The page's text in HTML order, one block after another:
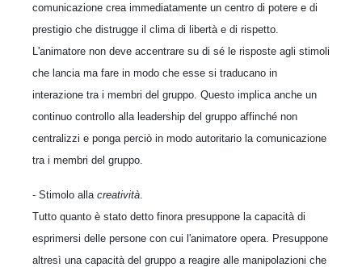
comunicazione crea immediatamente un centro di potere e di
prestigio che distrugge il clima di libertà e di rispetto.
L'animatore non deve accentrare su di sé le risposte agli stimoli
che lancia ma fare in modo che esse si traducano in
interazione tra i membri del gruppo. Questo implica anche un
continuo controllo alla leadership del gruppo affinché non
centralizzi e ponga perciò in modo autoritario la comunicazione
tra i membri del gruppo.
- Stimolo alla creatività
Tutto quanto è stato detto finora presuppone la capacità di
esprimersi delle persone con cui l'animatore opera. Presuppone
altresì una capacità del gruppo a reagire alle manipolazioni che